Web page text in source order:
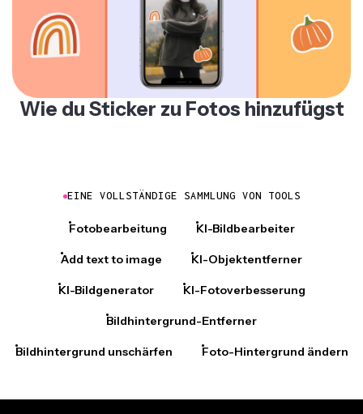
Wie du Sticker zu Fotos hinzufügst
EINE VOLLSTÄNDIGE SAMMLUNG VON TOOLS
Fotobearbeitung KI-Bildbearbeiter
Add text to image KI-Objektentferner
KI-Bildgenerator KI-Fotoverbesserung
Bildhintergrund-Entferner
Bildhintergrund unschärfen Foto-Hintergrund ändern